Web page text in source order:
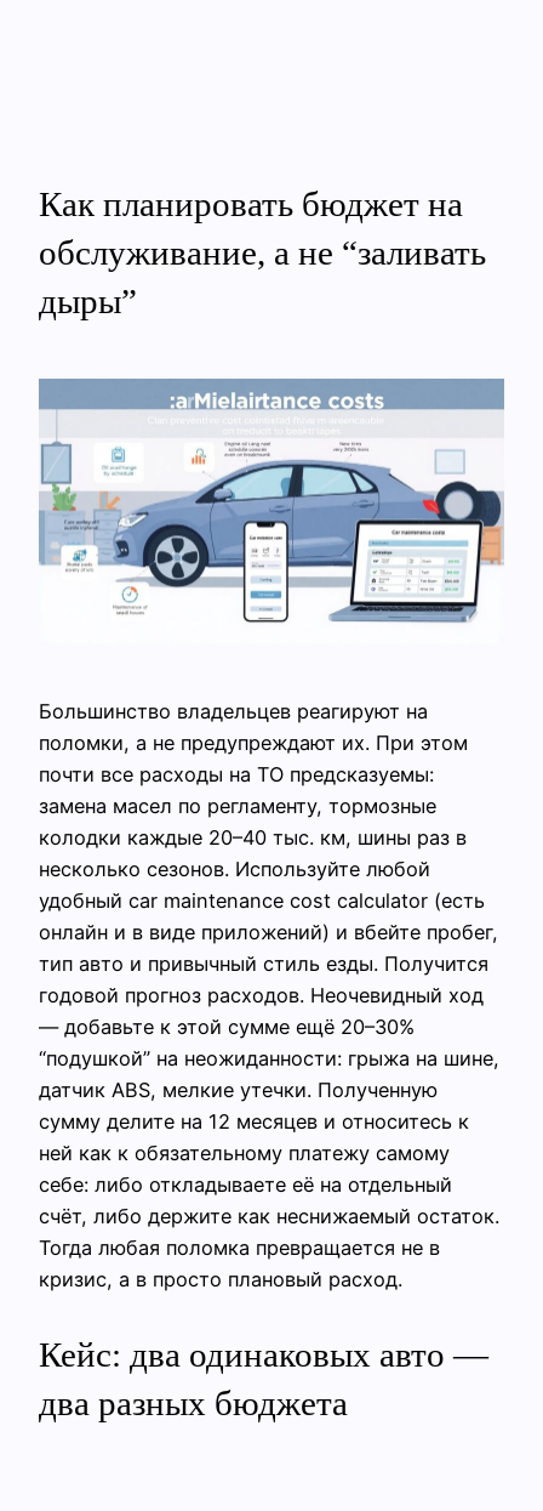
Как планировать бюджет на
обслуживание, а не “заливать
дыры”
Большинство владельцев реагируют на
поломки, а не предупреждают их. При этом
почти все расходы на ТО предсказуемы:
замена масел по регламенту, тормозные
колодки каждые 20–40 тыс. км, шины раз в
несколько сезонов. Используйте любой
удобный car maintenance cost calculator (есть
онлайн и в виде приложений) и вбейте пробег,
тип авто и привычный стиль езды. Получится
годовой прогноз расходов. Неочевидный ход
— добавьте к этой сумме ещё 20–30%
“подушкой” на неожиданности: грыжа на шине,
датчик ABS, мелкие утечки. Полученную
сумму делите на 12 месяцев и относитесь к
ней как к обязательному платежу самому
себе: либо откладываете её на отдельный
счёт, либо держите как неснижаемый остаток.
Тогда любая поломка превращается не в
кризис, а в просто плановый расход.
Кейс: два одинаковых авто —
два разных бюджета